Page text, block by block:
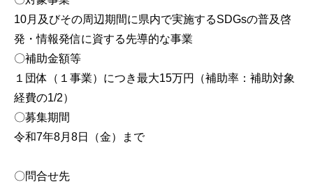
10月及びその周辺期間に県内で実施するSDGsの普及啓
発・情報発信に資する先導的な事業
〇補助金額等
１団体（１事業）につき最大15万円（補助率：補助対象
経費の1/2）
〇募集期間
令和7年8月8日（金）まで
〇問合せ先